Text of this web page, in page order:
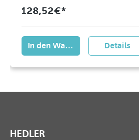
128,52 €*
In den Warenkorb Details
HEDLER